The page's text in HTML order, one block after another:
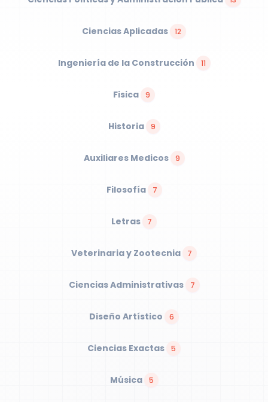
Ciencias Aplicadas 12
Ingeniería de la Construcción 11
Fisica 9
Historia 9
Auxiliares Medicos 9
Filosofía 7
Letras 7
Veterinaria y Zootecnia 7
Ciencias Administrativas 7
Diseño Artístico 6
Ciencias Exactas 5
Música 5